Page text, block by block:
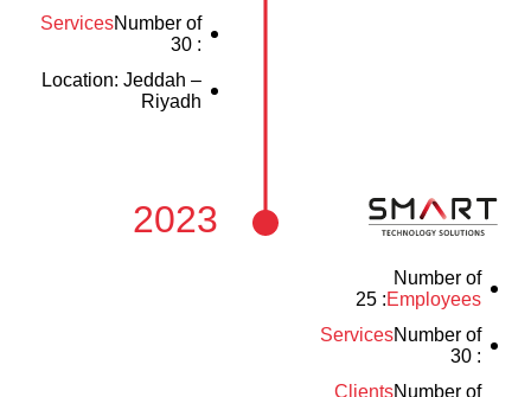
Number of
Services
: 30
Location: Jeddah –
Riyadh
2023
Number of
Employees
: 25
Number of
Services
: 30
Number of
Clients